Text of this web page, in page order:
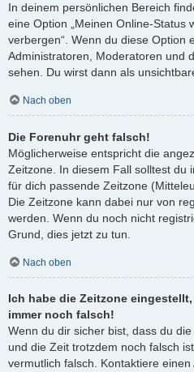
In deinem persönlichen Bereich
eine Option „Meinen Online-Status
verbergen“. Wenn du diese Option
Administratoren, Moderatoren und
sehen. Du wirst dann als
Nach oben
Die Forenuhr geht falsch!
Möglicherweise entspricht die
Zeitzone. In diesem Fall solltest du
für dich passende Zeitzone
Die Zeitzone kann dabei nur von
werden. Wenn du noch nicht
Grund, dies jetzt zu tun.
Nach oben
Ich habe die Zeitzone
immer noch falsch!
Wenn du dir sicher bist, dass du
und die Zeit trotzdem noch falsch
vermutlich falsch. Kontaktiere